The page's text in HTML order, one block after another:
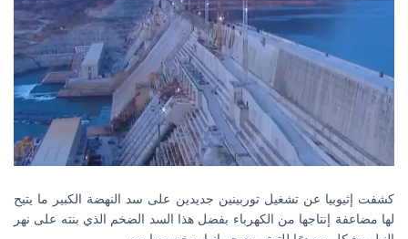
كشفت إثيوبيا عن تشغيل توربينين جديدين على سد النهضة الكبير ما يتيح
لها مضاعفة إنتاجها من الكهرباء بفضل هذا السد الضخم الذي بنته على نهر